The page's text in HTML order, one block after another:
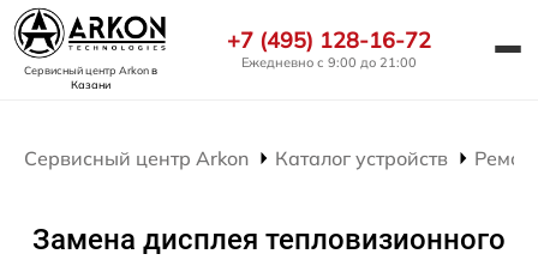
Сервисный центр Arkonв
Казани
+7 (495) 128-16-72
Ежедневно с 9:00 до 21:00
Сервисный центр Arkon Каталог устройств
Замена дисплея тепловизионного